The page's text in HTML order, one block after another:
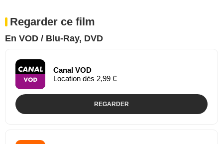
Regarder ce film
En VOD / Blu-Ray, DVD
Canal VOD
Location dès 2,99 €
REGARDER